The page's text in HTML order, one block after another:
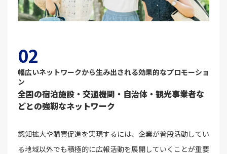
02
幅広いネットワークから生み出される効果的なプロモーショ
ン
全国の宿泊施設・交通機関・自治体・観光事業者な
どとの強靭なネットワーク
認知拡大や購買促進を実現するには、企業が普段活動してい
る地域以外でも積極的に広報活動を展開していくことが重要